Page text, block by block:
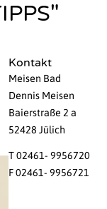
Kontakt
Meisen Bad
Dennis Meisen
Baierstraße 2 a
52428 Jülich
T 02461- 9956720
F 02461- 9956721